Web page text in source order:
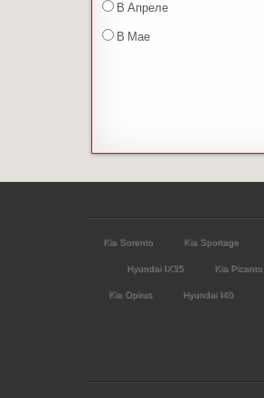
В Апреле
В Мае
Kia Sorento Kia Sportage
Hyundai IX35 Kia Picanto
Kia Opirus Hyundai I40